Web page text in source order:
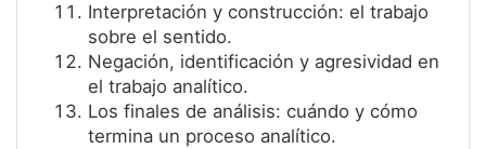
Interpretación y construcción: el trabajo
sobre el sentido.
Negación, identificación y agresividad en
el trabajo analítico.
Los finales de análisis: cuándo y cómo
termina un proceso analítico.